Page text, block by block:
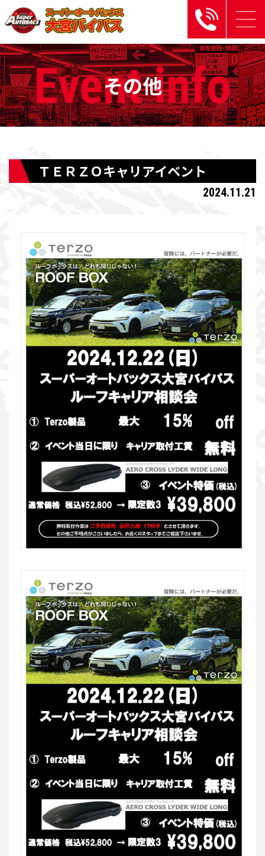
Eventinfo
その他
ＴＥＲＺＯキャリアイベント
2024.11.21